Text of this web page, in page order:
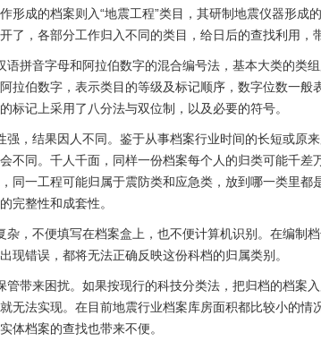
形成的档案则入“地震工程”类目，其研制地震仪器形成
了，各部分工作归入不同的类目，给日后的查找利用，
语拼音字母和阿拉伯数字的混合编号法，基本大类的类
拉伯数字，表示类目的等级及标记顺序，数字位数一般
标记上采用了八分法与双位制，以及必要的符号。
强，结果因人不同。鉴于从事档案行业时间的长短或原
不同。千人千面，同样一份档案每个人的归类可能千差
同一工程可能归属于震防类和应急类，放到哪一类里都
完整性和成套性。
杂，不便填写在档案盒上，也不便计算机识别。在编制
现错误，都将无法正确反映这份科档的归属类别。
管带来困扰。如果按现行的科技分类法，把归档的档案
无法实现。在目前地震行业档案库房面积都比较小的情
体档案的查找也带来不便。